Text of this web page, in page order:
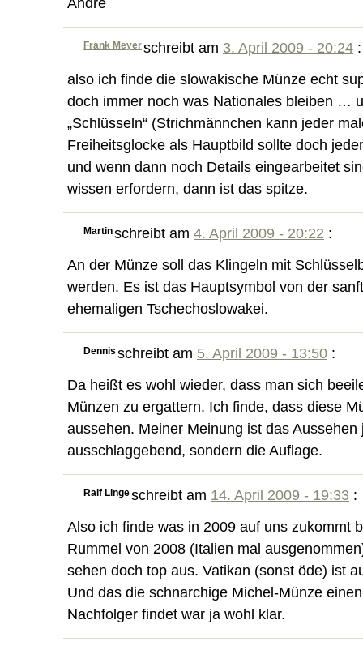
André
Frank Meyerschreibt am 3. April 2009 - 20:24 :
also ich finde die slowakische Münze echt
doch immer noch was Nationales bleiben …
„Schlüsseln“ (Strichmännchen kann jeder
Freiheitsglocke als Hauptbild sollte doch
und wenn dann noch Details eingearbeitet
wissen erfordern, dann ist das spitze.
Martinschreibt am 4. April 2009 - 20:22 :
An der Münze soll das Klingeln mit
werden. Es ist das Hauptsymbol von der
ehemaligen Tschechoslowakei.
Dennis schreibt am 5. April 2009 - 13:50 :
Da heißt es wohl wieder, dass man sich
Münzen zu ergattern. Ich finde, dass diese
aussehen. Meiner Meinung ist das Aussehen
ausschlaggebend, sondern die Auflage.
Ralf Lingeschreibt am 14. April 2009 - 19:33 :
Also ich finde was in 2009 auf uns zukommt
Rummel von 2008 (Italien mal
sehen doch top aus. Vatikan (sonst öde) ist
Und das die schnarchige Michel-Münze
Nachfolger findet war ja wohl klar.